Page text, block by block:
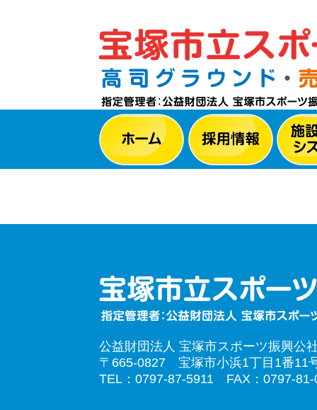
公益財団法人 宝塚市スポーツ振興公
〒665-0827 宝塚市小浜1丁目1番11
TEL：0797-87-5911 FAX：0797-81-